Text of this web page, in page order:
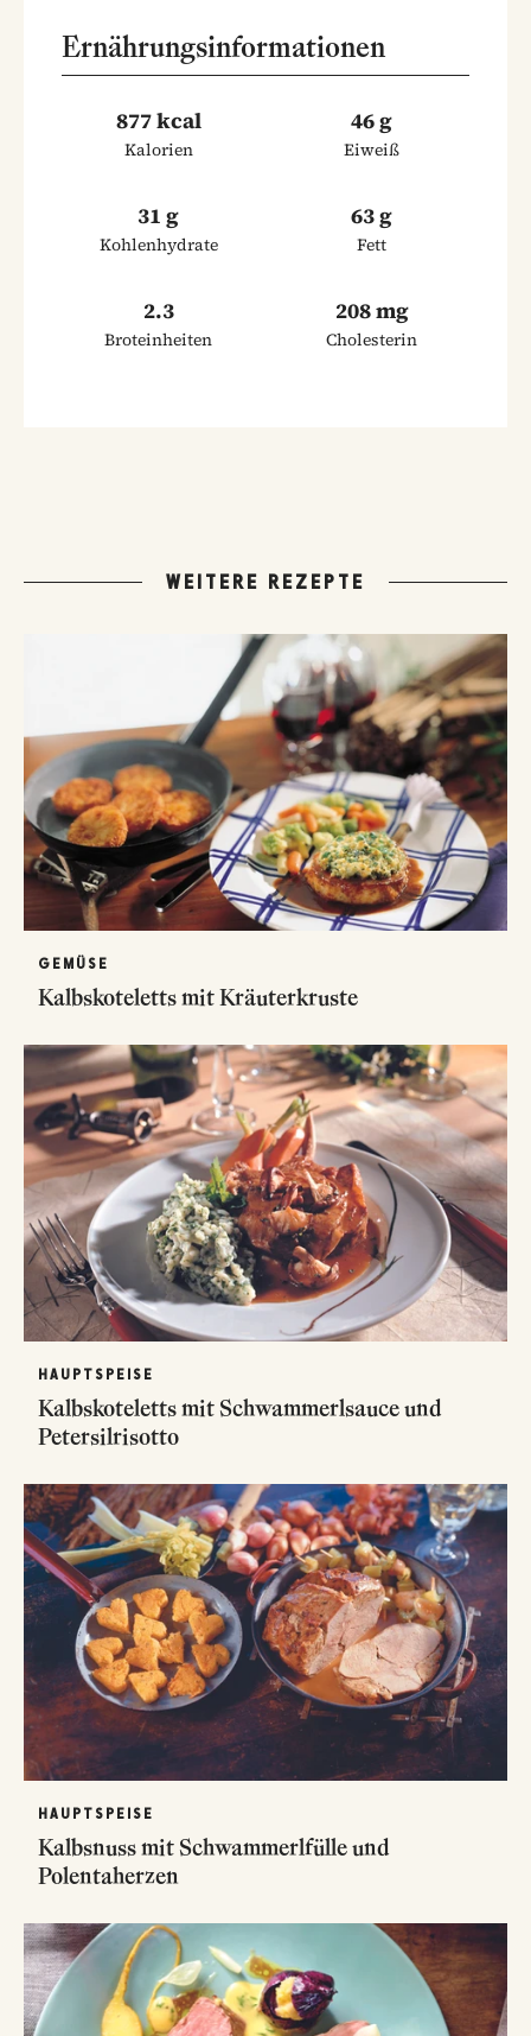
Ernährungsinformationen
877 kcal
Kalorien
46 g
Eiweiß
31 g
Kohlenhydrate
63 g
Fett
2.3
Broteinheiten
208 mg
Cholesterin
WEITERE REZEPTE
GEMÜSE
Kalbskoteletts mit Kräuterkruste
HAUPTSPEISE
Kalbskoteletts mit Schwammerlsauce und
Petersilrisotto
HAUPTSPEISE
Kalbsnuss mit Schwammerlfülle und
Polentaherzen